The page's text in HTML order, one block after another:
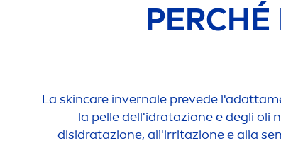
PERCHÉ
La skincare invernale prevede l'adatta
la pelle dell'idratazione e degli oli
disidratazione, all'irritazione e alla